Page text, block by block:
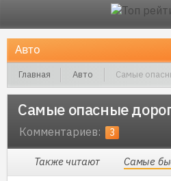
Главная Авто Самые
Самые опасные
Комментариев: 3
Также читают Самые